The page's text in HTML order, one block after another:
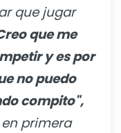
que jugar
que me
y es por
no puedo
compito",
primera